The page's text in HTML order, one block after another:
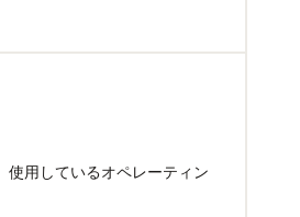
使用しているオペレーティン